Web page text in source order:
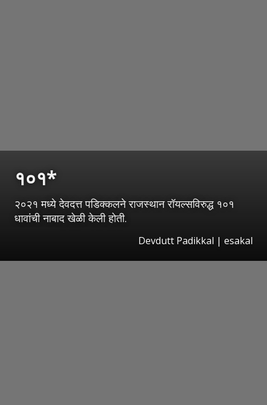
१०१*
२०२१ मध्ये देवदत्त पडिक्कलने राजस्थान रॉयल्सविरुद्ध १०१
धावांची नाबाद खेळी केली होती.
Devdutt Padikkal | esakal